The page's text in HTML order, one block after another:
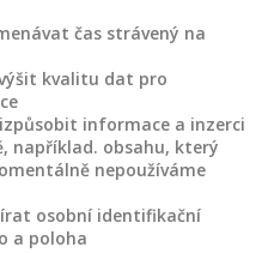
čas strávený na
kvalitu dat pro
informace a inzerci
například. obsahu, který
nepoužíváme
osobní identifikační
a poloha